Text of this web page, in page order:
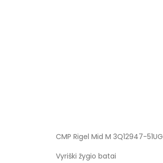
CMP Rigel Mid M 3Q12947-51UG
Vyriški žygio batai